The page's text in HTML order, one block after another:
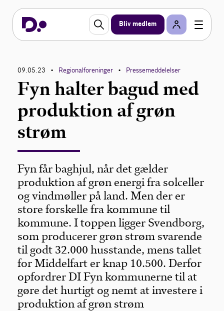
Bliv medlem
09.05.23 • Regionalforeninger • Pressemeddelelser
Fyn halter bagud med
produktion af grøn
strøm
Fyn får baghjul, når det gælder
produktion af grøn energi fra solceller
og vindmøller på land. Men der er
store forskelle fra kommune til
kommune. I toppen ligger Svendborg,
som producerer grøn strøm svarende
til godt 32.000 husstande, mens tallet
for Middelfart er knap 10.500. Derfor
opfordrer DI Fyn kommunerne til at
gøre det hurtigt og nemt at investere i
produktion af grøn strøm